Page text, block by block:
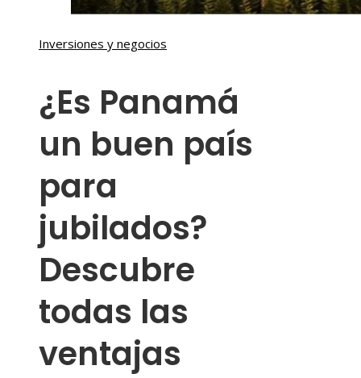
Inversiones y negocios
¿Es Panamá
un buen país
para
jubilados?
Descubre
todas las
ventajas